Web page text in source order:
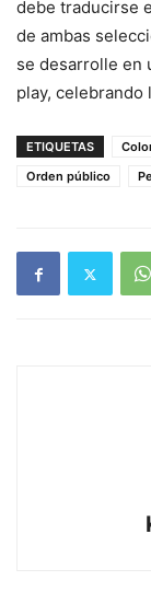
debe traducirse
de ambas
se desarrolle en
play,
ETIQUETAS
Orden público